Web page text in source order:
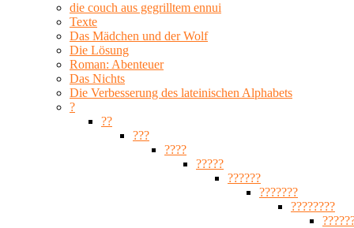
die couch aus gegrilltem ennui
Texte
Das Mädchen und der Wolf
Die Lösung
Roman: Abenteuer
Das Nichts
Die Verbesserung des lateinischen Alphabets
?
??
???
????
?????
??????
???????
????????